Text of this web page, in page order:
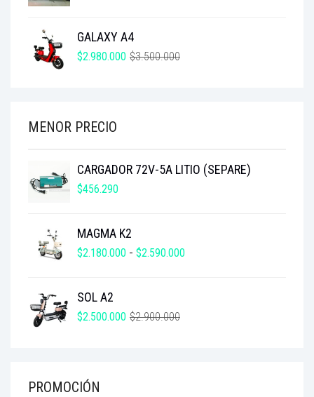
GALAXY A4
$3.500.000EL
$2.980.000
EL
MENOR PRECIO
CARGADOR 72V-5A LITIO (SEPARE)
$456.290
MAGMA K2
$2.180.000 - $2.590.000
SOL A2
$2.900.000EL
$2.500.000
EL
PROMOCIÓN